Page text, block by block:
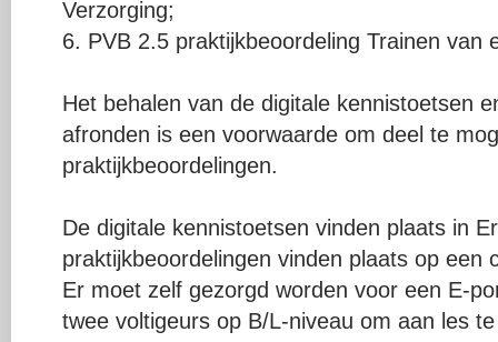
Verzorging;
6. PVB 2.5 praktijkbeoordeling Trainen van
Het behalen van de digitale kennistoetsen
afronden is een voorwaarde om deel te
praktijkbeoordelingen.
De digitale kennistoetsen vinden plaats in
praktijkbeoordelingen vinden plaats op een
Er moet zelf gezorgd worden voor een E-
twee voltigeurs op B/L-niveau om aan les